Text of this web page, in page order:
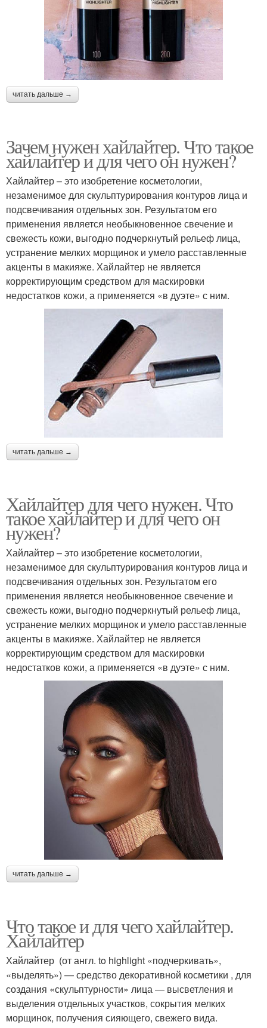
читать дальше →
Зачем нужен хайлайтер. Что такое
хайлайтер и для чего он нужен?
Хайлайтер – это изобретение косметологии,
незаменимое для скульптурирования контуров лица и
подсвечивания отдельных зон. Результатом его
применения является необыкновенное свечение и
свежесть кожи, выгодно подчеркнутый рельеф лица,
устранение мелких морщинок и умело расставленные
акценты в макияже. Хайлайтер не является
корректирующим средством для маскировки
недостатков кожи, а применяется «в дуэте» с ним.
читать дальше →
Хайлайтер для чего нужен. Что
такое хайлайтер и для чего он
нужен?
Хайлайтер – это изобретение косметологии,
незаменимое для скульптурирования контуров лица и
подсвечивания отдельных зон. Результатом его
применения является необыкновенное свечение и
свежесть кожи, выгодно подчеркнутый рельеф лица,
устранение мелких морщинок и умело расставленные
акценты в макияже. Хайлайтер не является
корректирующим средством для маскировки
недостатков кожи, а применяется «в дуэте» с ним.
читать дальше →
Что такое и для чего хайлайтер.
Хайлайтер
Хайлайтер (от англ. to highlight «подчеркивать»,
«выделять») — средство декоративной косметики , для
создания «скульптурности» лица — высветления и
выделения отдельных участков, сокрытия мелких
морщинок, получения сияющего, свежего вида.